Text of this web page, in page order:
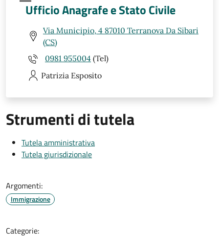
Ufficio Anagrafe e Stato Civile
Via Municipio, 4 87010 Terranova Da Sibari
(CS)
0981 955004 (Tel)
Patrizia Esposito
Strumenti di tutela
Tutela amministrativa
Tutela giurisdizionale
Argomenti:
Immigrazione
Categorie: